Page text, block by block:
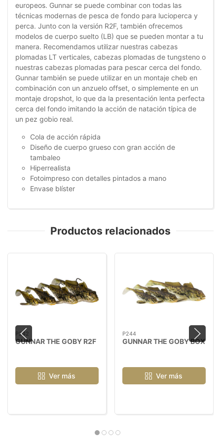
europeos. Gunnar se puede combinar con todas las
técnicas modernas de pesca de fondo para lucioperca y
perca. Junto con la versión R2F, también ofrecemos
modelos de cuerpo suelto (LB) que se pueden montar a tu
manera. Recomendamos utilizar nuestras cabezas
plomadas LT verticales, cabezas plomadas de tungsteno o
nuestras cabezas plomadas para pescar cerca del fondo.
Gunnar también se puede utilizar en un montaje cheb en
combinación con un anzuelo offset, o simplemente en un
montaje dropshot, lo que da la presentación lenta perfecta
cerca del fondo imitando la acción de natación típica de
un pez gobio real.
Cola de acción rápida
Diseño de cuerpo grueso con gran acción de
tambaleo
Hiperrealista
Fotoimpreso con detalles pintados a mano
Envase blíster
Productos relacionados
P242
GUNNAR THE GOBY R2F
Ver más
P244
GUNNAR THE GOBY BOX
Ver más